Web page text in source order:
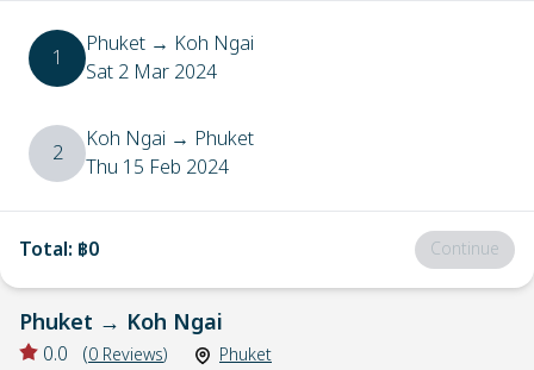
1 Phuket → Koh Ngai
Sat 2 Mar 2024
2 Koh Ngai → Phuket
Thu 15 Feb 2024
Total: ฿0 Continue
Phuket → Koh Ngai
0.0 (0 Reviews) Phuket